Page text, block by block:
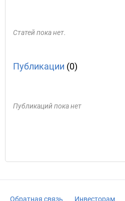
Статей пока нет.
Публикации (0)
Публикаций пока нет
Обратная связь Инвесторам